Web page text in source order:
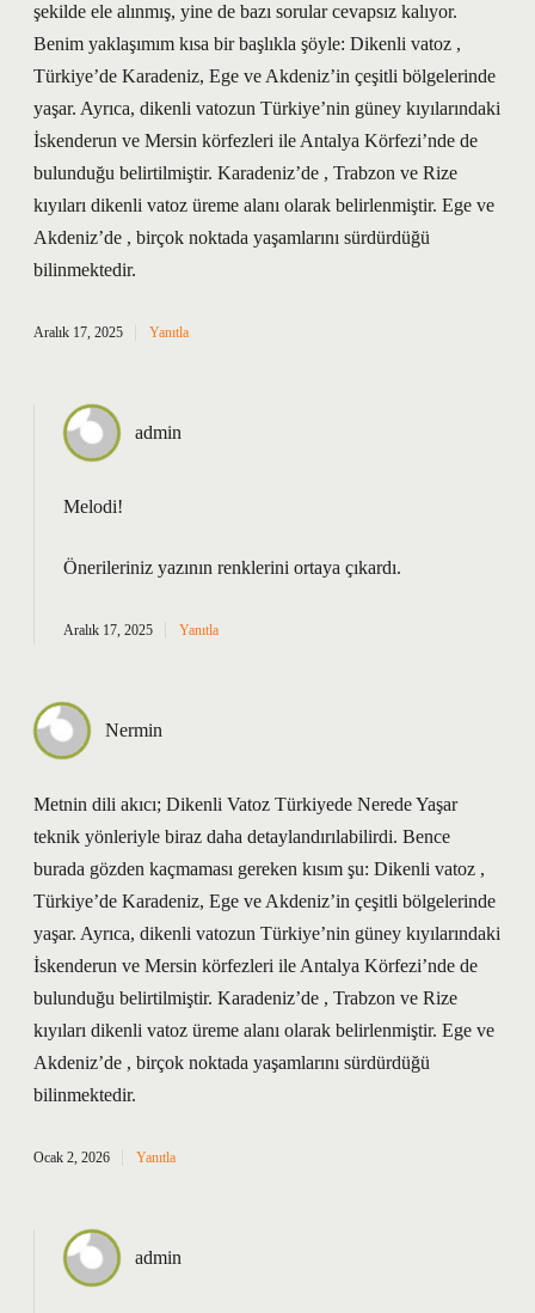
şekilde ele alınmış, yine de bazı sorular cevapsız kalıyor.
Benim yaklaşımım kısa bir başlıkla şöyle: Dikenli vatoz ,
Türkiye’de Karadeniz, Ege ve Akdeniz’in çeşitli bölgelerinde
yaşar. Ayrıca, dikenli vatozun Türkiye’nin güney kıyılarındaki
İskenderun ve Mersin körfezleri ile Antalya Körfezi’nde de
bulunduğu belirtilmiştir. Karadeniz’de , Trabzon ve Rize
kıyıları dikenli vatoz üreme alanı olarak belirlenmiştir. Ege ve
Akdeniz’de , birçok noktada yaşamlarını sürdürdüğü
bilinmektedir.
Aralık 17, 2025 Yanıtla
admin
Melodi!
Önerileriniz yazının renklerini ortaya çıkardı.
Aralık 17, 2025 Yanıtla
Nermin
Metnin dili akıcı; Dikenli Vatoz Türkiyede Nerede Yaşar
teknik yönleriyle biraz daha detaylandırılabilirdi. Bence
burada gözden kaçmaması gereken kısım şu: Dikenli vatoz ,
Türkiye’de Karadeniz, Ege ve Akdeniz’in çeşitli bölgelerinde
yaşar. Ayrıca, dikenli vatozun Türkiye’nin güney kıyılarındaki
İskenderun ve Mersin körfezleri ile Antalya Körfezi’nde de
bulunduğu belirtilmiştir. Karadeniz’de , Trabzon ve Rize
kıyıları dikenli vatoz üreme alanı olarak belirlenmiştir. Ege ve
Akdeniz’de , birçok noktada yaşamlarını sürdürdüğü
bilinmektedir.
Ocak 2, 2026 Yanıtla
admin